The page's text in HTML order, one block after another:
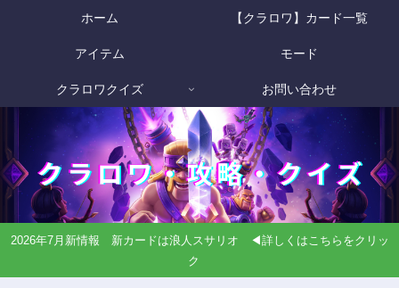
ホーム 【クラロワ】カード一覧
アイテム モード
クラロワクイズ お問い合わせ
2026年7月新情報 新カードは浪人スサリオ ◀詳しくはこちらをクリッ
ク